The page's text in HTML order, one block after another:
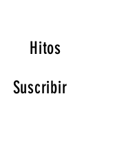
Hitos
Suscribir